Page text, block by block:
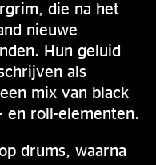
die na het
nieuwe
Hun geluid
als
een mix van black
en roll-elementen.
drums, waarna